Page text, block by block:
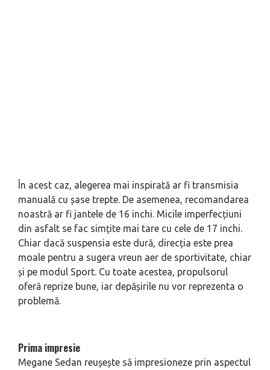
În acest caz, alegerea mai inspirată ar fi transmisia
manuală cu șase trepte. De asemenea, recomandarea
noastră ar fi jantele de 16 inchi. Micile imperfecțiuni
din asfalt se fac simțite mai tare cu cele de 17 inchi.
Chiar dacă suspensia este dură, direcția este prea
moale pentru a sugera vreun aer de sportivitate, chiar
și pe modul Sport. Cu toate acestea, propulsorul
oferă reprize bune, iar depășirile nu vor reprezenta o
problemă.
Prima impresie
Megane Sedan reușește să impresioneze prin aspectul